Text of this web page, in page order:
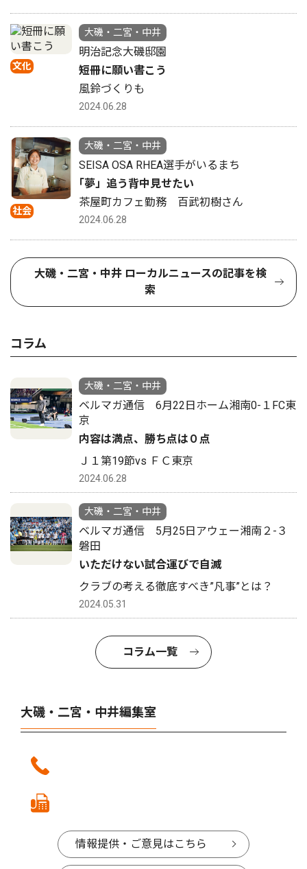
文化
大磯・二宮・中井
明治記念大磯邸園
短冊に願い書こう
風鈴づくりも
2024.06.28
社会
大磯・二宮・中井
SEISA OSA RHEA選手がいるまち
｢夢」追う背中見せたい
茶屋町カフェ勤務 百武初樹さん
2024.06.28
大磯・二宮・中井 ローカルニュースの記事を検
索
コラム
大磯・二宮・中井
ベルマガ通信 6月22日ホーム湘南0-１FC東
京
内容は満点、勝ち点は０点
Ｊ１第19節vs ＦＣ東京
2024.06.28
大磯・二宮・中井
ベルマガ通信 5月25日アウェー湘南２-３
磐田
いただけない試合運びで自滅
クラブの考える徹底すべき”凡事”とは？
2024.05.31
コラム一覧
大磯・二宮・中井編集室
情報提供・ご意見はこちら